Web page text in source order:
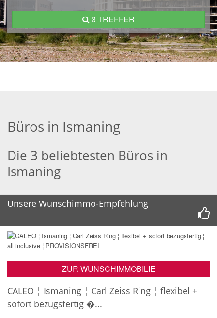
3 TREFFER
Büros in Ismaning
Die 3 beliebtesten Büros in
Ismaning
Unsere Wunschimmo-Empfehlung
ZUR WUNSCHIMMOBILIE
CALEO ¦ Ismaning ¦ Carl Zeiss Ring ¦ flexibel +
sofort bezugsfertig �...